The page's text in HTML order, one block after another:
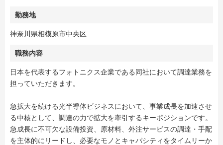
勤務地
神奈川県相模原市中央区
職務内容
日本を代表するフォトニクス企業である同社において調達業務を
担っていただきます。
急拡大を続ける光半導体ビジネスにおいて、事業成長を加速させ
る中核として、調達の力で拡大を牽引するキーポジションです。
急成長に不可欠な設備投資、原材料、外注サービスの調達・手配
を主体的にリードし、必要なモノとキャパシティをタイムリーか